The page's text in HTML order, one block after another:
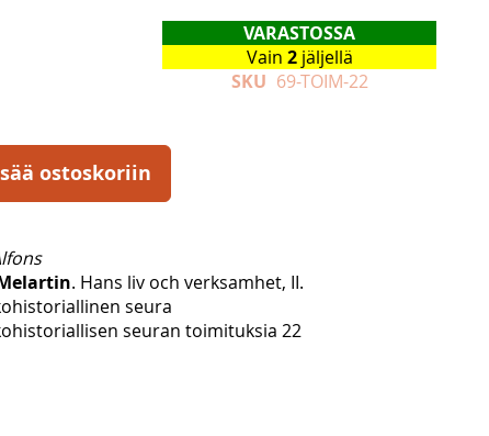
VARASTOSSA
Vain 2jäljellä
SKU 69-TOIM-22
ostoskoriin
. Hans liv och verksamhet, II.
seura
seuran toimituksia 22